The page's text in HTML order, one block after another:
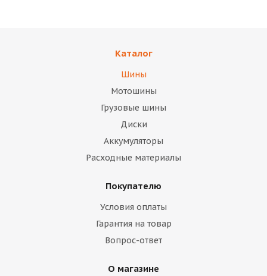
Каталог
Шины
Мотошины
Грузовые шины
Диски
Аккумуляторы
Расходные материалы
Покупателю
Условия оплаты
Гарантия на товар
Вопрос-ответ
О магазине